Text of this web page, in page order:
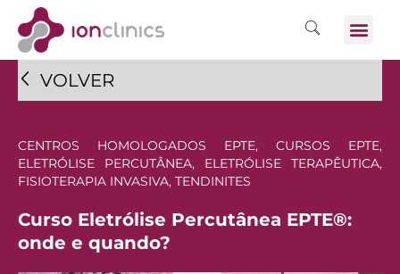
VOLVER
CENTROS HOMOLOGADOS EPTE, CURSOS EPTE,
ELETRÓLISE PERCUTÂNEA, ELETRÓLISE TERAPÊUTICA,
FISIOTERAPIA INVASIVA, TENDINITES
Curso Eletrólise Percutânea EPTE®:
onde e quando?